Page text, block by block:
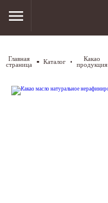
Главная
страница
Каталог
Какао
продукция